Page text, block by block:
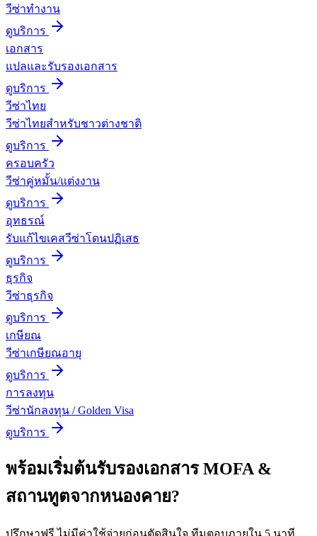
วีซ่าทำงาน
ดูบริการ
เอกสาร
แปลและรับรองเอกสาร
ดูบริการ
วีซ่าไทย
วีซ่าไทยสำหรับชาวต่างชาติ
ดูบริการ
ครอบครัว
วีซ่าคู่หมั้น/แต่งงาน
ดูบริการ
อุทธรณ์
รับแก้ไขเคสวีซ่าโดนปฏิเสธ
ดูบริการ
ธุรกิจ
วีซ่าธุรกิจ
ดูบริการ
เกษียณ
วีซ่าเกษียณอายุ
ดูบริการ
การลงทุน
วีซ่านักลงทุน / Golden Visa
ดูบริการ
พร้อมเริ่มต้นรับรองเอกสาร MOFA &
สถานทูตจากหนองคาย?